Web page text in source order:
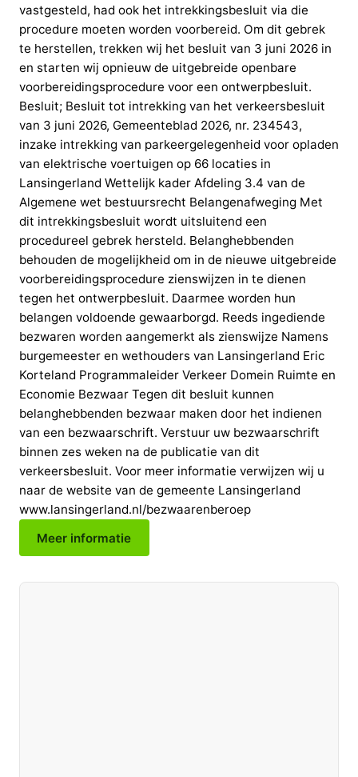
vastgesteld, had ook het intrekkingsbesluit via die
procedure moeten worden voorbereid. Om dit gebrek
te herstellen, trekken wij het besluit van 3 juni 2026 in
en starten wij opnieuw de uitgebreide openbare
voorbereidingsprocedure voor een ontwerpbesluit.
Besluit; Besluit tot intrekking van het verkeersbesluit
van 3 juni 2026, Gemeenteblad 2026, nr. 234543,
inzake intrekking van parkeergelegenheid voor opladen
van elektrische voertuigen op 66 locaties in
Lansingerland Wettelijk kader Afdeling 3.4 van de
Algemene wet bestuursrecht Belangenafweging Met
dit intrekkingsbesluit wordt uitsluitend een
procedureel gebrek hersteld. Belanghebbenden
behouden de mogelijkheid om in de nieuwe uitgebreide
voorbereidingsprocedure zienswijzen in te dienen
tegen het ontwerpbesluit. Daarmee worden hun
belangen voldoende gewaarborgd. Reeds ingediende
bezwaren worden aangemerkt als zienswijze Namens
burgemeester en wethouders van Lansingerland Eric
Korteland Programmaleider Verkeer Domein Ruimte en
Economie Bezwaar Tegen dit besluit kunnen
belanghebbenden bezwaar maken door het indienen
van een bezwaarschrift. Verstuur uw bezwaarschrift
binnen zes weken na de publicatie van dit
verkeersbesluit. Voor meer informatie verwijzen wij u
naar de website van de gemeente Lansingerland
www.lansingerland.nl/bezwaarenberoep
Meer informatie